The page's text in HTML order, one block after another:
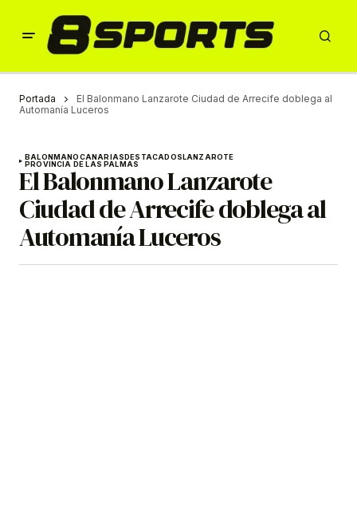
Portada
El Balonmano Lanzarote Ciudad de Arrecife doblega al
Automanía Luceros
BALONMANOCANARIASDESTACADOSLANZAROTE
PROVINCIA DE LAS PALMAS
El Balonmano Lanzarote
Ciudad de Arrecife doblega al
Automanía Luceros